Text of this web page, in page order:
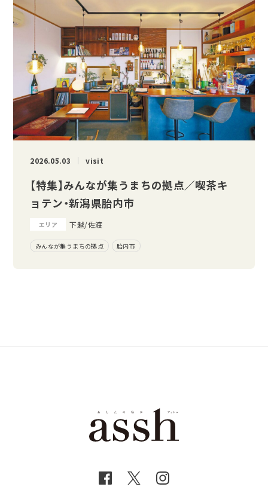
2026.05.03 visit
【特集】みんなが集うまちの拠点／喫茶キ
ョテン・新潟県胎内市
エリア 下越/佐渡
みんなが集うまちの拠点 胎内市